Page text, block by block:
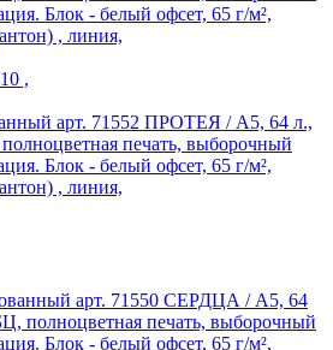
,
арт. 71552 ПРОТЕЯ / А5, 64 л.,
печать, выборочный
Блок - белый офсет, 65 г/м²,
, линия,